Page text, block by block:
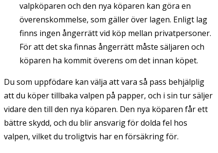
valpköparen och den nya köparen kan göra en
överenskommelse, som gäller över lagen. Enligt lag
finns ingen ångerrätt vid köp mellan privatpersoner.
För att det ska finnas ångerrätt måste säljaren och
köparen ha kommit överens om det innan köpet.
Du som uppfödare kan välja att vara så pass behjälplig
att du köper tillbaka valpen på papper, och i sin tur säljer
vidare den till den nya köparen. Den nya köparen får ett
bättre skydd, och du blir ansvarig för dolda fel hos
valpen, vilket du troligtvis har en försäkring för.